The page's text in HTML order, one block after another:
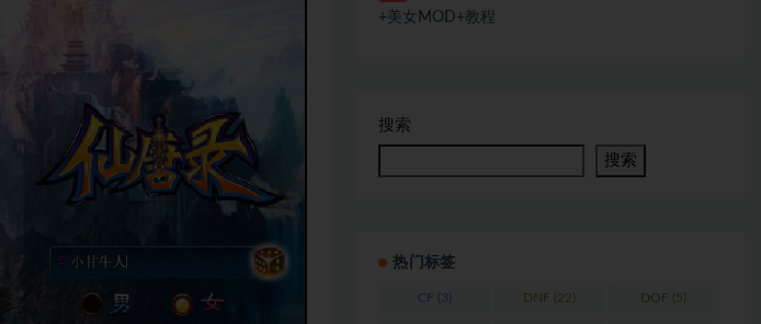
+美女MOD+教程
搜索
搜索
热门标签
CF (3) DNF (22) DOF (5)